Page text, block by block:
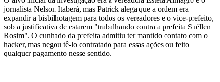
jornalista Nelson Itaberá, mas Patrick alega que a ordem era
expandir a bisbilhotagem para todos os vereadores e o vice-prefeito,
sob a justificativa de estarem "trabalhando contra a prefeita Suéllen
Rosim". O cunhado da prefeita admitiu ter mantido contato com o
hacker, mas negou tê-lo contratado para essas ações ou feito
qualquer pagamento nesse sentido.